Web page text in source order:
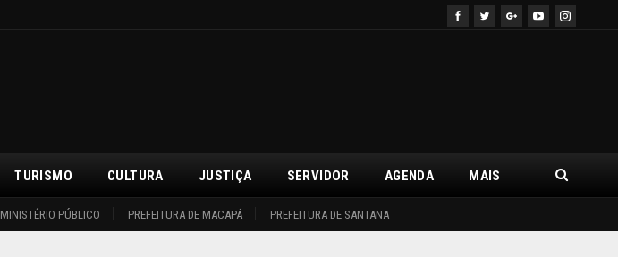
MINISTÉRIO PÚBLICO PREFEITURA DE MACAPÁ PREFEITURA DE SANTANA
TURISMO CULTURA JUSTIÇA SERVIDOR AGENDA MAIS